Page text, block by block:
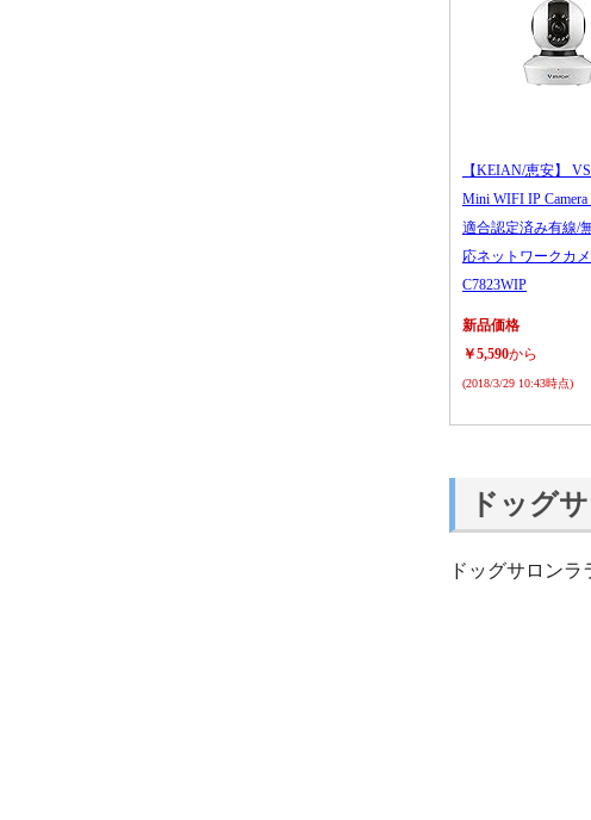
【KEIAN/恵安】
Mini WIFI IP
適合認定済み有線/
応ネットワークカ
C7823WIP
新品価格
￥5,590から
(2018/3/29 10:43時点)
ドッグ
ドッグサロンラ